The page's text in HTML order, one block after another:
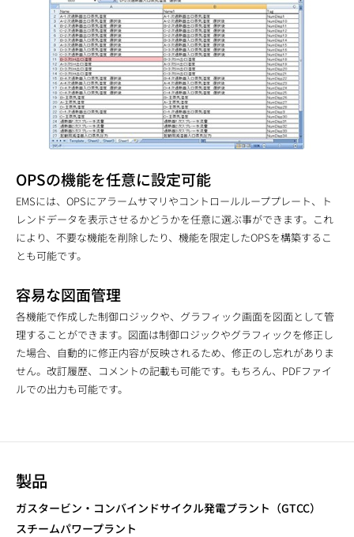
OPSの機能を任意に設定可能
EMSには、OPSにアラームサマリやコントロールループプレート、ト
レンドデータを表示させるかどうかを任意に選ぶ事ができます。これ
により、不要な機能を削除したり、機能を限定したOPSを構築するこ
とも可能です。
容易な図面管理
各機能で作成した制御ロジックや、グラフィック画面を図面として管
理することができます。図面は制御ロジックやグラフィックを修正し
た場合、自動的に修正内容が反映されるため、修正のし忘れがありま
せん。改訂履歴、コメントの記載も可能です。もちろん、PDFファイ
ルでの出力も可能です。
製品
ガスタービン・コンバインドサイクル発電プラント（GTCC）
スチームパワープラント